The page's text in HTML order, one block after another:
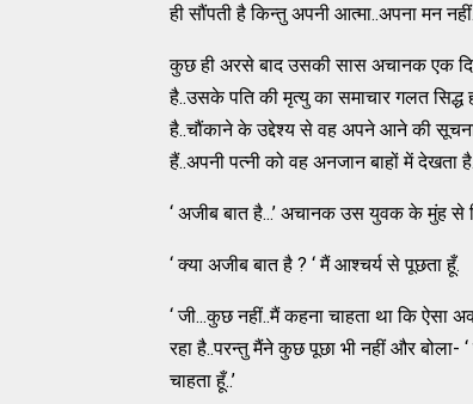
ही सौंपती है किन्तु अपनी आत्मा..अपना मन
कुछ ही अरसे बाद उसकी सास अचानक एक
है..उसके पति की मृत्यु का समाचार गलत
है..चौंकाने के उद्देश्य से वह अपने आने की सूचना
हैं..अपनी पत्नी को वह अनजान बाहों में देखता
‘ अजीब बात है...’ अचानक उस युवक के मुंह से
‘ क्या अजीब बात है ? ‘ मैं आश्चर्य से पूछता हूँ.
‘ जी...कुछ नहीं..मैं कहना चाहता था कि
रहा है..परन्तु मैंने कुछ पूछा भी नहीं और बोला-
चाहता हूँ..’